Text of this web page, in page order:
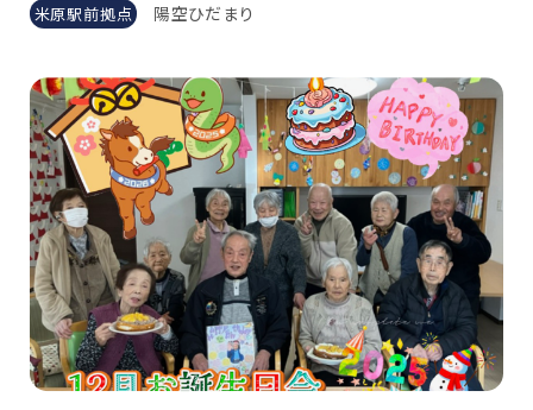
米原駅前拠点 陽空ひだまり